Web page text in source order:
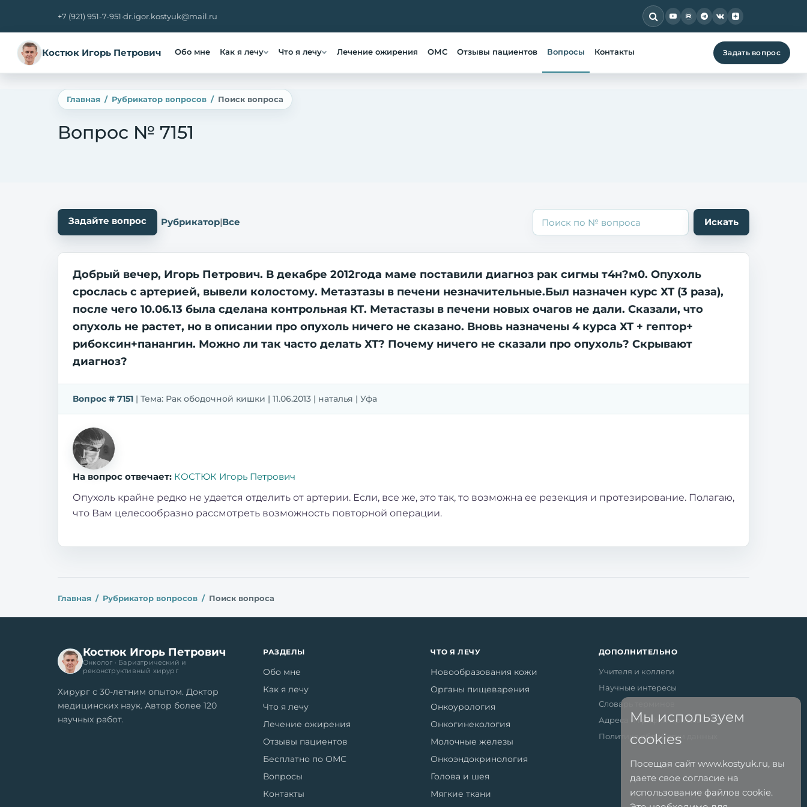
+7 (921) 951-7-951·dr.igor.kostyuk@mail.ru
Костюк Игорь Петрович Обо мне Как я лечу Что я лечу Лечение ожирения ОМС Отзывы пациентов Вопросы Контакты Задать вопрос
Главная Рубрикатор вопросов Поиск вопроса
Вопрос № 7151
Задайте вопрос Рубрикатор|Все
Добрый вечер, Игорь Петрович. В декабре 2012года маме поставили диагноз рак сигмы т4н?м0. Опухоль
срослась с артерией, вывели колостому. Метазтазы в печени незначительные.Был назначен курс ХТ (3 раза),
после чего 10.06.13 была сделана контрольная КТ. Метастазы в печени новых очагов не дали. Сказали, что
опухоль не растет, но в описании про опухоль ничего не сказано. Вновь назначены 4 курса ХТ + гептор+
рибоксин+панангин. Можно ли так часто делать ХТ? Почему ничего не сказали про опухоль? Скрывают
диагноз?
Вопрос # 7151 | Тема: Рак ободочной кишки | 11.06.2013 | наталья | Уфа
На вопрос отвечает: КОСТЮК Игорь Петрович
Опухоль крайне редко не удается отделить от артерии. Если, все же, это так, то возможна ее резекция и протезирование. Полагаю,
что Вам целесообразно рассмотреть возможность повторной операции.
Главная Рубрикатор вопросов Поиск вопроса
Костюк Игорь Петрович
Онколог · Бариатрический и
реконструктивный хирург
Хирург с 30-летним опытом. Доктор
медицинских наук. Автор более 120
научных работ.
РАЗДЕЛЫ
Обо мне
Как я лечу
Что я лечу
Лечение ожирения
Отзывы пациентов
Бесплатно по ОМС
Вопросы
Контакты
ЧТО Я ЛЕЧУ
Новообразования кожи
Органы пищеварения
Онкоурология
Онкогинекология
Молочные железы
Онкоэндокринология
Голова и шея
Мягкие ткани
ДОПОЛНИТЕЛЬНО
Учителя и коллеги
Научные интересы
Словарь терминов
Адреса и график приёма
Политика обработки данных
Мы используем
cookies
Посещая сайт www.kostyuk.ru, вы
даете свое согласие на
использование файлов cookie.